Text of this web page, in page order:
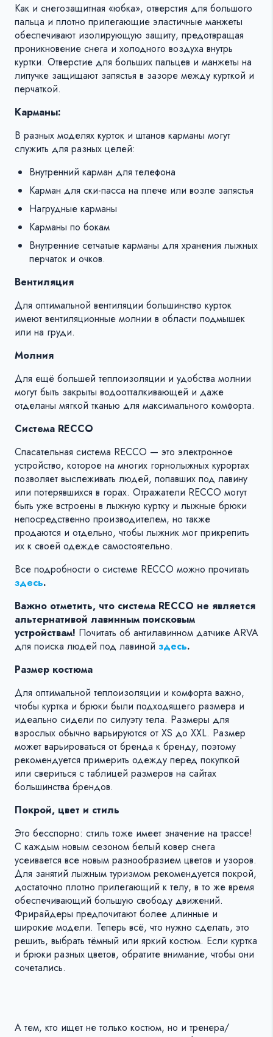
Как и снегозащитная «юбка», отверстия для большого
пальца и плотно прилегающие эластичные манжеты
обеспечивают изолирующую защиту, предотвращая
проникновение снега и холодного воздуха внутрь
куртки. Отверстие для больших пальцев и манжеты на
липучке защищают запястья в зазоре между курткой и
перчаткой.
Карманы:
В разных моделях курток и штанов карманы могут
служить для разных целей:
Внутренний карман для телефона
Карман для ски-пасса на плече или возле запястья
Нагрудные карманы
Карманы по бокам
Внутренние сетчатые карманы для хранения лыжных
перчаток и очков.
Вентиляция
Для оптимальной вентиляции большинство курток
имеют вентиляционные молнии в области подмышек
или на груди.
Молния
Для ещё большей теплоизоляции и удобства молнии
могут быть закрыты водоотталкивающей и даже
отделаны мягкой тканью для максимального комфорта.
Система RECCO
Спасательная система RECCO — это электронное
устройство, которое на многих горнолыжных курортах
позволяет выслеживать людей, попавших под лавину
или потерявшихся в горах. Отражатели RECCO могут
быть уже встроены в лыжную куртку и лыжные брюки
непосредственно производителем, но также
продаются и отдельно, чтобы лыжник мог прикрепить
их к своей одежде самостоятельно.
Все подробности о системе RECCO можно прочитать
здесь.
Важно отметить, что система RECCO не является
альтернативой лавинным поисковым
устройствам! Почитать об антилавинном датчике ARVA
для поиска людей под лавиной здесь.
Размер костюма
Для оптимальной теплоизоляции и комфорта важно,
чтобы куртка и брюки были подходящего размера и
идеально сидели по силуэту тела. Размеры для
взрослых обычно варьируются от XS до XXL. Размер
может варьироваться от бренда к бренду, поэтому
рекомендуется примерить одежду перед покупкой
или свериться с таблицей размеров на сайтах
большинства брендов.
Покрой, цвет и стиль
Это бесспорно: стиль тоже имеет значение на трассе!
С каждым новым сезоном белый ковер снега
усеивается все новым разнообразием цветов и узоров.
Для занятий лыжным туризмом рекомендуется покрой,
достаточно плотно прилегающий к телу, в то же время
обеспечивающий большую свободу движений.
Фрирайдеры предпочитают более длинные и
широкие модели. Теперь всё, что нужно сделать, это
решить, выбрать тёмный или яркий костюм. Если куртка
и брюки разных цветов, обратите внимание, чтобы они
сочетались.
А тем, кто ищет не только костюм, но и тренера/